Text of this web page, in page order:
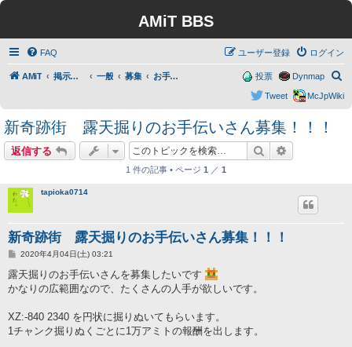
AMiT BBS
FAQ ログイン
ユーザー登録
AMiT 掲示板トップ 一般 募集 お手伝いさん募集
索
Dynmap
投票
McJpWiki
Tweet
新奇跡街 露天掘りのお手伝いさん募集！！！
返信する 検索
1 件の記事 • ページ 1 ／ 1
tapioka0714
新奇跡街 露天掘りのお手伝いさん募集！！！
投
記
事
2020年4月04日(土) 03:21
露天掘りのお手伝いさんを募集したいです
かなりの広範囲なので、たくさんの人手が欲しいです。
XZ:-840 2340 を円状に掘りぬいてもらいます。
1チャンク掘りぬくごとに1万アミトの報酬を出します。